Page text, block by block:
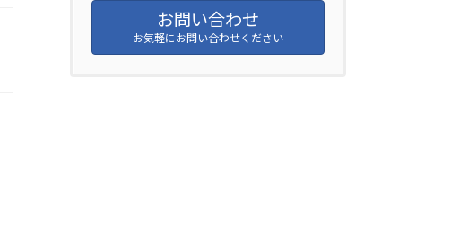
お問い合わせ
お気軽にお問い合わせください